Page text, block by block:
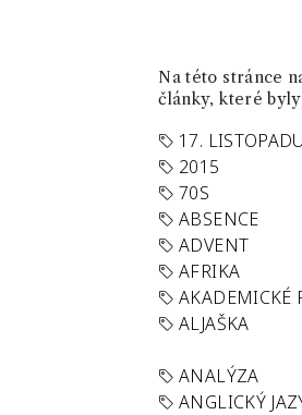
Na této stránce
články, které
17. LISTOPADU
2015
70S
ABSENCE
ADVENT
AFRIKA
AKADEMICKÉ
ALJAŠKA
ANALÝZA
ANGLICKÝ